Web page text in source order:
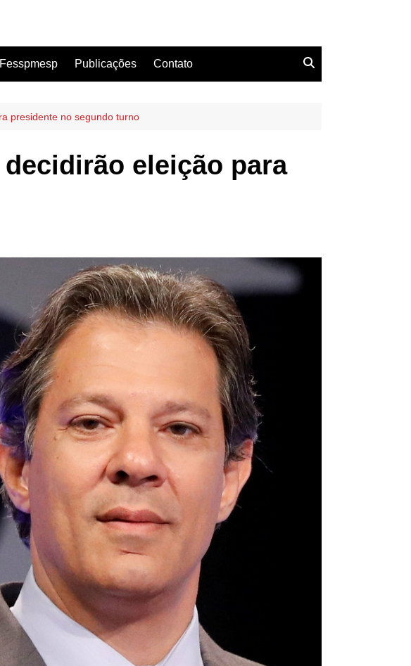
Publicações Contato
presidente no segundo turno
eleição para